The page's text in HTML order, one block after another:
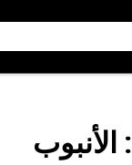
: الأنبوب